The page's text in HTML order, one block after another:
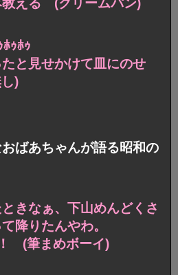
教える (クリームパン)
ｩﾎｩ
と見せかけて皿にのせ
)
ばあちゃんが語る昭和の
きなぁ、 下山めんどくさ
降りたんやわ。
(筆まめボーイ)